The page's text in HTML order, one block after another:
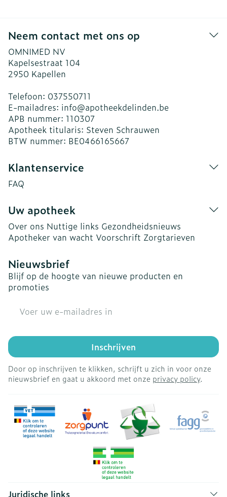
Neem contact met ons op
OMNIMED NV
Kapelsestraat 104
2950 Kapellen
Telefoon: 037550711
E-mailadres: info@apotheekdelinden.be
APB nummer: 110307
Apotheek titularis: Steven Schrauwen
BTW nummer: BE0466165667
Klantenservice
FAQ
Uw apotheek
Over ons Nuttige links Gezondheidsnieuws
Apotheker van wacht Voorschrift Zorgtarieven
Nieuwsbrief
Blijf op de hoogte van nieuwe producten en
promoties
Inschrijven
Door op inschrijven te klikken, schrijft u zich in voor onze
nieuwsbrief en gaat u akkoord met onze privacy policy.
Juridische links